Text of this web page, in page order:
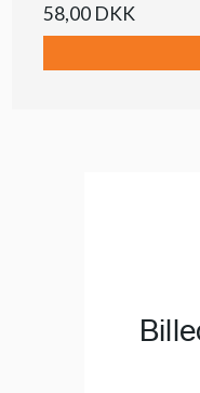
58,00 DKK